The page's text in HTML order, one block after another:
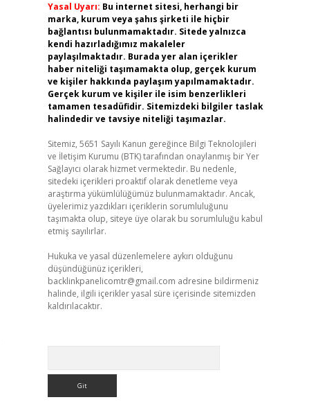
Yasal Uyarı: Bu internet sitesi, herhangi bir
marka, kurum veya şahıs şirketi ile hiçbir
bağlantısı bulunmamaktadır. Sitede yalnızca
kendi hazırladığımız makaleler
paylaşılmaktadır. Burada yer alan içerikler
haber niteliği taşımamakta olup, gerçek kurum
ve kişiler hakkında paylaşım yapılmamaktadır.
Gerçek kurum ve kişiler ile isim benzerlikleri
tamamen tesadüfidir. Sitemizdeki bilgiler taslak
halindedir ve tavsiye niteliği taşımazlar.
Sitemiz, 5651 Sayılı Kanun gereğince Bilgi Teknolojileri
ve İletişim Kurumu (BTK) tarafından onaylanmış bir Yer
Sağlayıcı olarak hizmet vermektedir. Bu nedenle,
sitedeki içerikleri proaktif olarak denetleme veya
araştırma yükümlülüğümüz bulunmamaktadır. Ancak,
üyelerimiz yazdıkları içeriklerin sorumluluğunu
taşımakta olup, siteye üye olarak bu sorumluluğu kabul
etmiş sayılırlar.
Hukuka ve yasal düzenlemelere aykırı olduğunu
düşündüğünüz içerikleri,
backlinkpanelicomtr@gmail.com adresine bildirmeniz
halinde, ilgili içerikler yasal süre içerisinde sitemizden
kaldırılacaktır.